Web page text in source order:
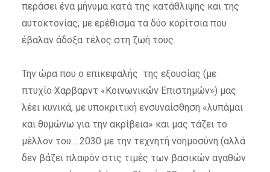
περάσει ένα μήνυμα κατά της κατάθλιψης και της
αυτοκτονίας, με ερέθισμα τα δύο κορίτσια που
έβαλαν άδοξα τέλος στη ζωή τους.
Την ώρα που ο επικεφαλής της εξουσίας (με
πτυχίο Χαρβαρντ «Κοινωνικών Επιστημών») μας
λέει κυνικά, με υποκριτική ενσυναίσθηση «λυπάμαι
και θυμώνω για την ακρίβεια» και μας τάζει το
μέλλον του …2030 με την τεχνητή νοημοσύνη (αλλά
δεν βάζει πλαφόν στις τιμές των βασικών αγαθών